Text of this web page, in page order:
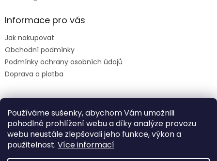
Používáme sušenky, abychom Vám umožnili
pohodlné prohlížení webu a díky analýze provozu
webu neustále zlepšovali jeho funkce, výkon a
použitelnost. Více informací
Informace pro vás
Jak nakupovat
Obchodní podmínky
Podmínky ochrany osobních údajů
Doprava a platba
Facebook